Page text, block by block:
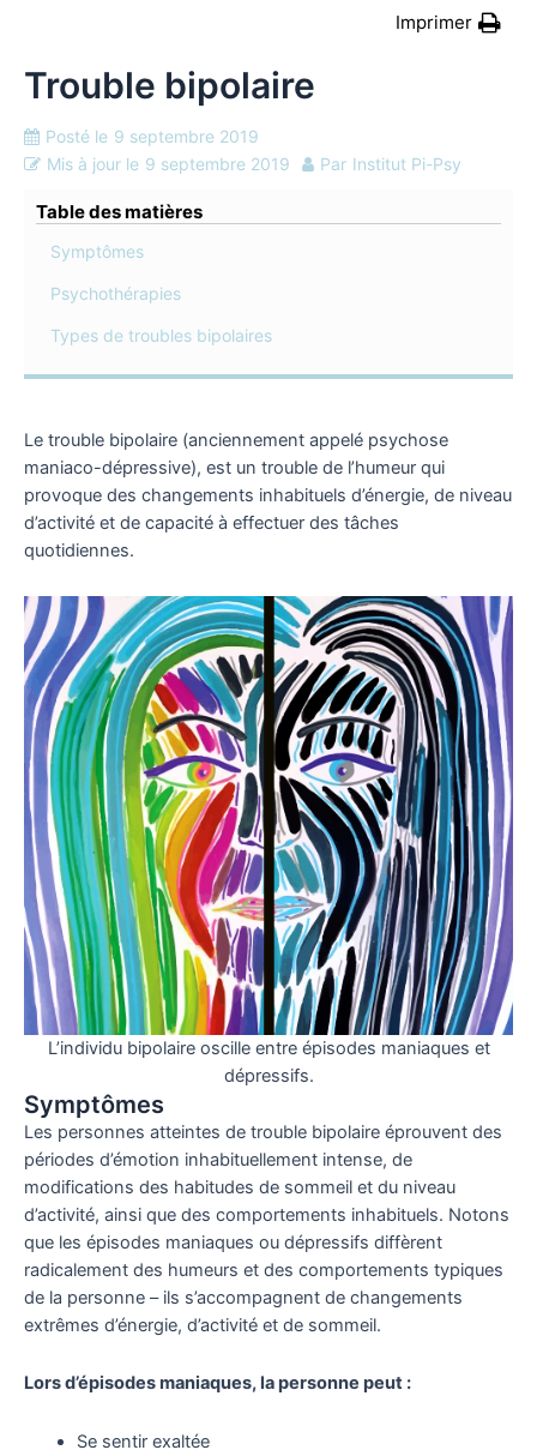
Imprimer
Trouble bipolaire
Posté le 9 septembre 2019
Mis à jour le 9 septembre 2019 Par Institut Pi-Psy
Table des matières
Symptômes
Psychothérapies
Types de troubles bipolaires
Le trouble bipolaire (anciennement appelé psychose
maniaco-dépressive), est un trouble de l’humeur qui
provoque des changements inhabituels d’énergie, de niveau
d’activité et de capacité à effectuer des tâches
quotidiennes.
L’individu bipolaire oscille entre épisodes maniaques et
dépressifs.
Symptômes
Les personnes atteintes de trouble bipolaire éprouvent des
périodes d’émotion inhabituellement intense, de
modifications des habitudes de sommeil et du niveau
d’activité, ainsi que des comportements inhabituels. Notons
que les épisodes maniaques ou dépressifs diffèrent
radicalement des humeurs et des comportements typiques
de la personne – ils s’accompagnent de changements
extrêmes d’énergie, d’activité et de sommeil.
Lors d’épisodes maniaques, la personne peut :
Se sentir exaltée